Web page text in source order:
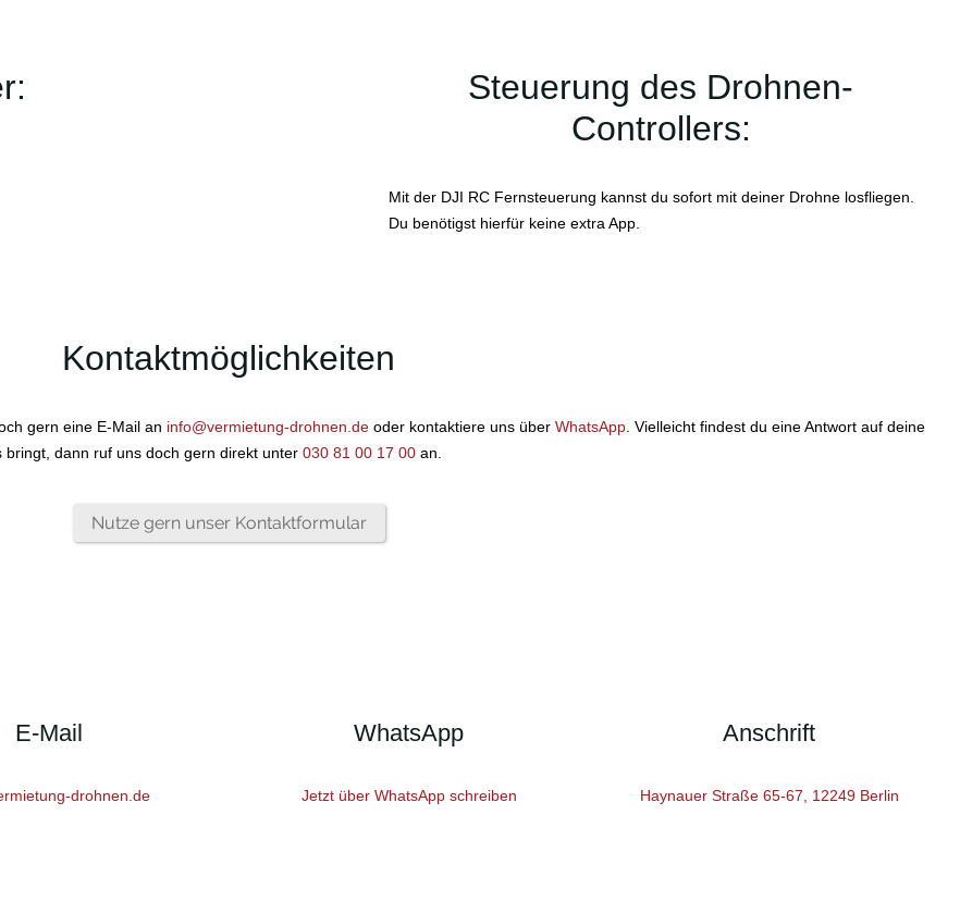
Steuerung des Drohnen-
Controllers:
Mit der DJI RC Fernsteuerung kannst du sofort mit deiner Drohne losfliegen.
Du benötigst hierfür keine extra App.
Kontaktmöglichkeiten
gern eine E-Mail an info@vermietung-drohnen.de oder kontaktiere uns über WhatsApp. Vielleicht findest du eine Antwort auf deine
bringt, dann ruf uns doch gern direkt unter 030 81 00 17 00 an.
Nutze gern unser Kontaktformular
E-Mail
drohnen.de
WhatsApp
Jetzt über WhatsApp schreiben
Anschrift
Haynauer Straße 65-67, 12249 Berlin